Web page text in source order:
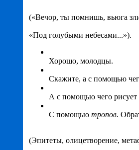
(«Вечор, ты помнишь, вьюга
«Под голубыми небесами...»).
Хорошо, молодцы.
Скажите, а с помощью
А с помощью чего
С помощью тропов.
(Эпитеты, олицетворение,